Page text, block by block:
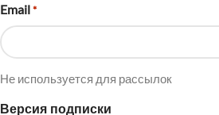
Email *
Не используется для рассылок
Версия подписки